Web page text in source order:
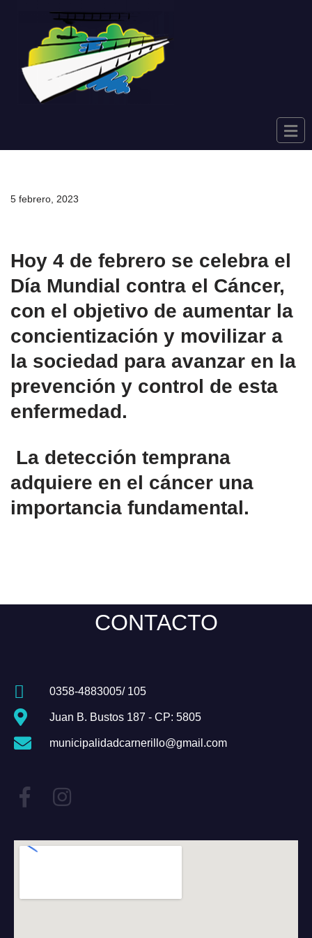
contenido
5 febrero, 2023
Hoy 4 de febrero se celebra el
Día Mundial contra el Cáncer,
con el objetivo de aumentar la
concientización y movilizar a
la sociedad para avanzar en la
prevención y control de esta
enfermedad.
La detección temprana
adquiere en el cáncer una
importancia fundamental.
CONTACTO
0358-4883005/ 105
Juan B. Bustos 187 - CP: 5805
municipalidadcarnerillo@gmail.com